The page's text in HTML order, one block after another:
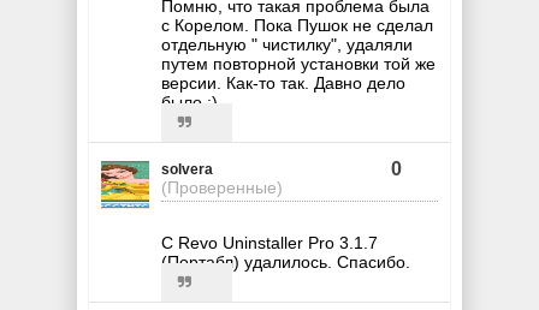
Помню, что такая проблема была
с Корелом. Пока Пушок не сделал
отдельную " чистилку", удаляли
путем повторной установки той же
версии. Как-то так. Давно дело
было :)
solvera
(Проверенные)
0
С Revo Uninstaller Pro 3.1.7
(Портабл) удалилось. Спасибо.